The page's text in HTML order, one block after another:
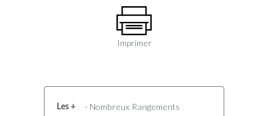
Imprimer
Les +
- Nombreux Rangements